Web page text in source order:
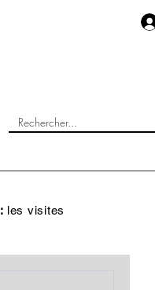
: les visites